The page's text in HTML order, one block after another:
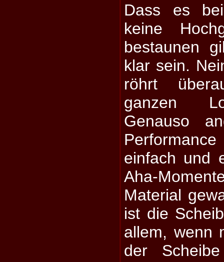
Dass es
keine
bestaunen
klar sein.
röhrt
ganzen
Genauso
einfach und
Aha-
Material
ist die
allem, wenn
der